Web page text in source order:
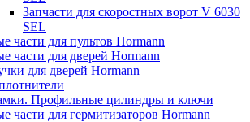
Запчасти для скоростных ворот V 6030
SEL
части для пультов Hormann
части для дверей Hormann
для дверей Hormann
Профильные цилиндры и ключи
части для гермитизаторов Hormann